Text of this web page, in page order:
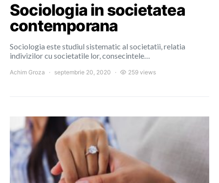
Sociologia in societatea
contemporana
Sociologia este studiul sistematic al societatii, relatia
indivizilor cu societatile lor, consecintele…
Achim Groza septembrie 20, 2020 259 views